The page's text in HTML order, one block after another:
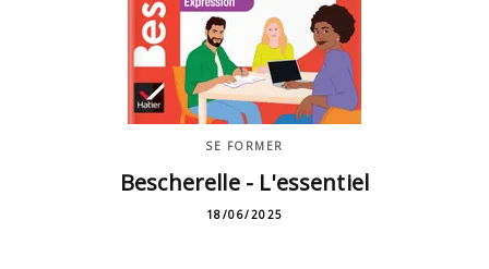
SE FORMER
Bescherelle - L'essentiel
18/06/2025